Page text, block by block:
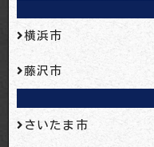
横浜市
藤沢市
さいたま市